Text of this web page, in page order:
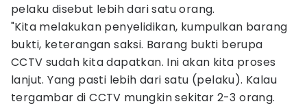
pelaku disebut lebih dari satu orang.
"Kita melakukan penyelidikan, kumpulkan barang
bukti, keterangan saksi. Barang bukti berupa
CCTV sudah kita dapatkan. Ini akan kita proses
lanjut. Yang pasti lebih dari satu (pelaku). Kalau
tergambar di CCTV mungkin sekitar 2-3 orang.